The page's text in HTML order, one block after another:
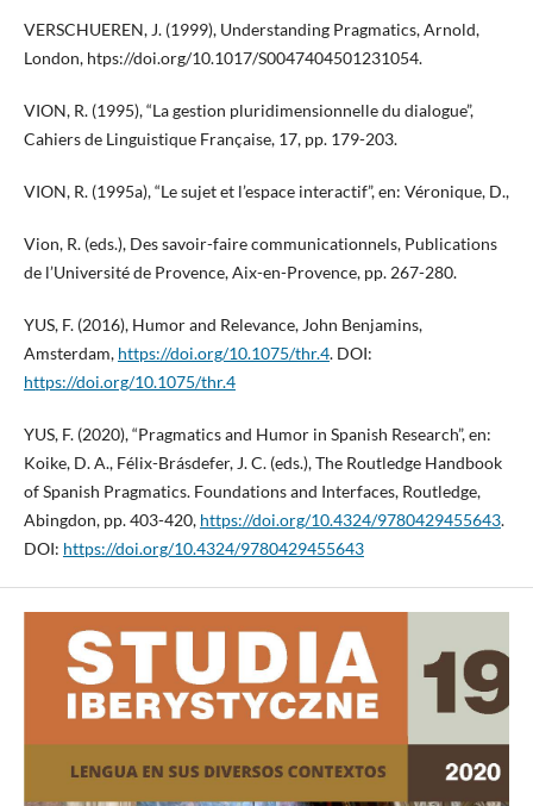
VERSCHUEREN, J. (1999), Understanding Pragmatics, Arnold,
London, htps://doi.org/10.1017/S0047404501231054.
VION, R. (1995), “La gestion pluridimensionnelle du dialogue”,
Cahiers de Linguistique Française, 17, pp. 179-203.
VION, R. (1995a), “Le sujet et l’espace interactif”, en: Véronique, D.,
Vion, R. (eds.), Des savoir-faire communicationnels, Publications
de l’Université de Provence, Aix-en-Provence, pp. 267-280.
YUS, F. (2016), Humor and Relevance, John Benjamins,
Amsterdam, https://doi.org/10.1075/thr.4. DOI:
https://doi.org/10.1075/thr.4
YUS, F. (2020), “Pragmatics and Humor in Spanish Research”, en:
Koike, D. A., Félix-Brásdefer, J. C. (eds.), The Routledge Handbook
of Spanish Pragmatics. Foundations and Interfaces, Routledge,
Abingdon, pp. 403-420, https://doi.org/10.4324/9780429455643.
DOI: https://doi.org/10.4324/9780429455643